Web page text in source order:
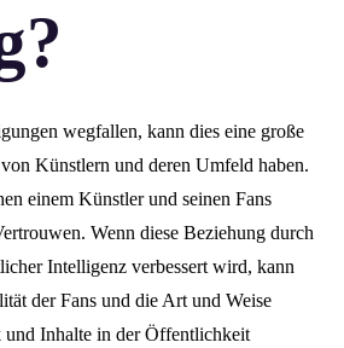
wegfallen, kann dies eine große
Künstlern und deren Umfeld haben.
einem Künstler und seinen Fans
Wenn diese Beziehung durch
Intelligenz verbessert wird, kann
der Fans und die Art und Weise
Inhalte in der Öffentlichkeit